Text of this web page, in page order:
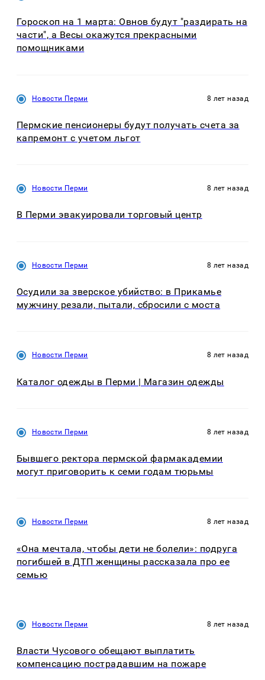
Гороскоп на 1 марта: Овнов будут "раздирать на
части", а Весы окажутся прекрасными
помощниками
Новости Перми 8 лет назад
Пермские пенсионеры будут получать счета за
капремонт с учетом льгот
Новости Перми 8 лет назад
В Перми эвакуировали торговый центр
Новости Перми 8 лет назад
Осудили за зверское убийство: в Прикамье
мужчину резали, пытали, сбросили с моста
Новости Перми 8 лет назад
Каталог одежды в Перми | Магазин одежды
Новости Перми 8 лет назад
Бывшего ректора пермской фармакадемии
могут приговорить к семи годам тюрьмы
Новости Перми 8 лет назад
«Она мечтала, чтобы дети не болели»: подруга
погибшей в ДТП женщины рассказала про ее
семью
Новости Перми 8 лет назад
Власти Чусового обещают выплатить
компенсацию пострадавшим на пожаре